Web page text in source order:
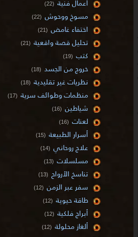
أعمال فنية (22)
مسوخ ووحوش (22)
اختفاء غامض (21)
تحليل قصة واقعية (21)
كتب (19)
خروج من الجسد (18)
نظريات غير تقليدية (18)
منظمات وطوائف سرية (17)
شياطين (16)
لعنات (16)
أسرار الطبيعة (15)
علاج روحاني (14)
مسلسلات (13)
تناسخ الأرواح (13)
سفر عبر الزمن (12)
طاقة حيوية (12)
أبراج فلكية (12)
ألغاز محلولة (12)